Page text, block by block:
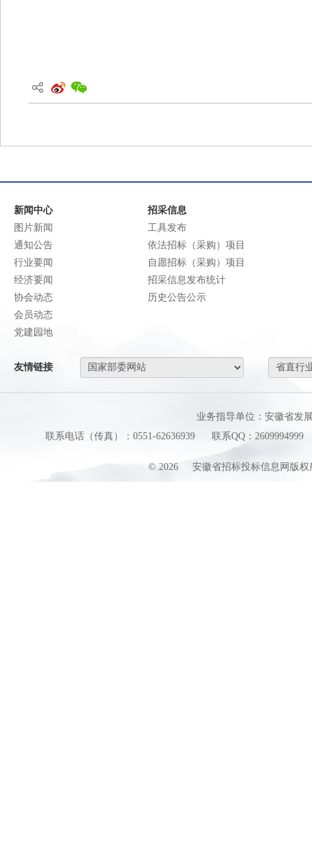
新闻中心
图片新闻
通知公告
行业要闻
经济要闻
协会动态
会员动态
党建园地
招采信息
工具发布
依法招标（采购）项目
自愿招标（采购）项目
招采信息发布统计
历史公告公示
友情链接
业务指导单位：安徽省发
联系电话（传真）：0551-62636939
联系QQ：2609994999
© 2026 安徽省招标投标信息网版